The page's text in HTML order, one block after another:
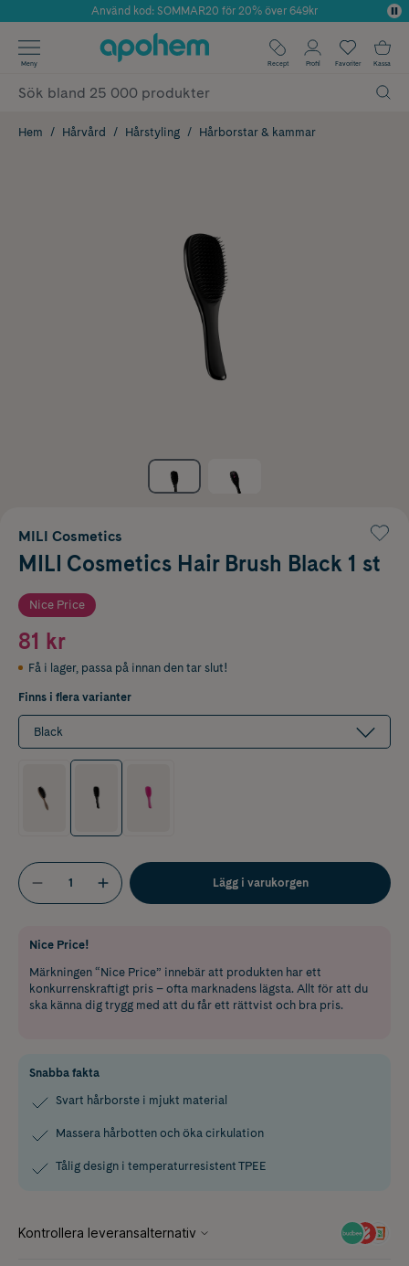
Årets Butik 2025 inom Skönhet
Använd kod: SOMMAR20 för 20% över 649kr
✓ Fri frakt
✓ Poäng på alla köp*
Meny Recept Profil Favoriter Kassa
Hem Hårvård Hårstyling Hårborstar & kammar
MILI Cosmetics
MILI Cosmetics Hair Brush Black 1 st
Nice Price
81 kr
Få i lager, passa på innan den tar slut!
Finns i flera varianter
Black
Lägg i varukorgen
Nice Price!
Märkningen “Nice Price” innebär att produkten har ett
konkurrenskraftigt pris – ofta marknadens lägsta. Allt för att du
ska känna dig trygg med att du får ett rättvist och bra pris.
Snabba fakta
Svart hårborste i mjukt material
Massera hårbotten och öka cirkulation
Tålig design i temperaturresistent TPEE